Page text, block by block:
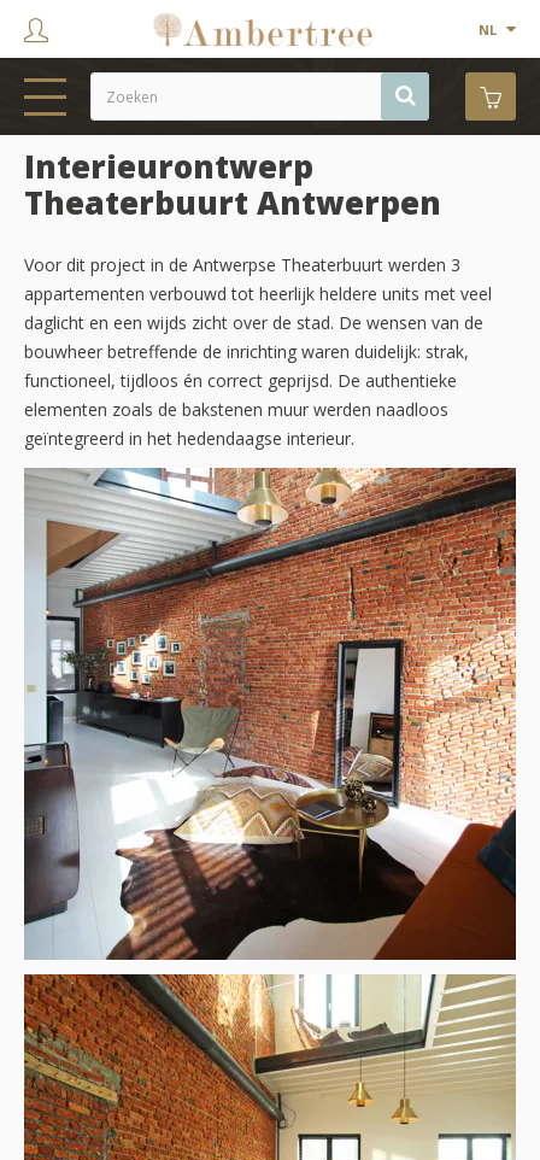
NL
HOME
WEBSHOP
SHOWROOM
PROJECTEN
MERKEN
OVER ONS
CONTACT
OUTLET
Interieurontwerp
Theaterbuurt Antwerpen
Voor dit project in de Antwerpse Theaterbuurt werden 3
appartementen verbouwd tot heerlijk heldere units met veel
daglicht en een wijds zicht over de stad. De wensen van de
bouwheer betreffende de inrichting waren duidelijk: strak,
functioneel, tijdloos én correct geprijsd. De authentieke
elementen zoals de bakstenen muur werden naadloos
geïntegreerd in het hedendaagse interieur.